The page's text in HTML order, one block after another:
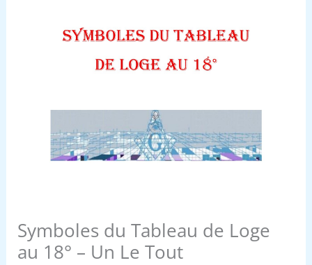
Symboles du Tableau de Loge
au 18° – Un Le Tout